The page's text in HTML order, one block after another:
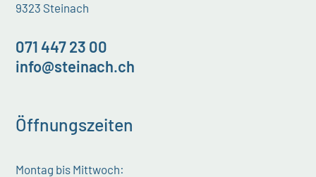
9323 Steinach
071 447 23 00
info@steinach.ch
Öffnungszeiten
Montag bis Mittwoch: